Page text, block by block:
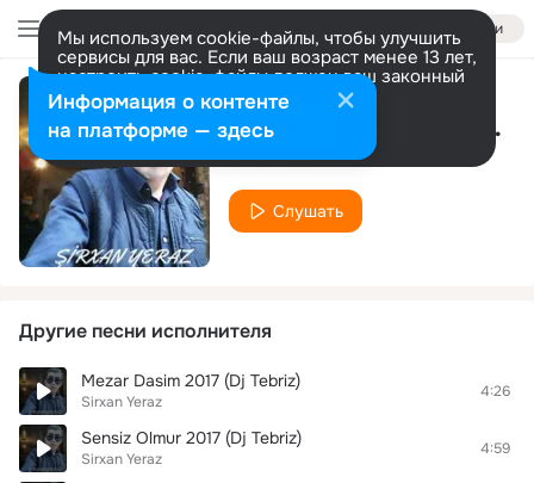
Войти
Мы используем cookie-файлы, чтобы улучшить
сервисы для вас. Если ваш возраст менее 13 лет,
настроить cookie-файлы должен ваш законный
представитель. Больше информации
Разрешить все Настроить Senin Üçün Darıxıram
Sirxan Yeraz
Слушать
Другие песни исполнителя
Mezar Dasim 2017 (Dj Tebriz)
Sirxan Yeraz
4:26
Sensiz Olmur 2017 (Dj Tebriz)
Sirxan Yeraz
4:59
Информация о контенте
на платформе — здесь